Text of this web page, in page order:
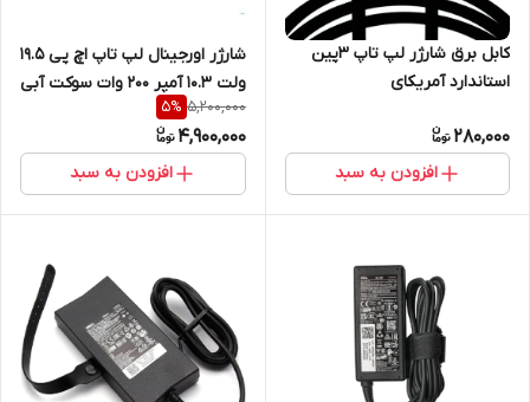
کابل برق شارژر لپ تاپ 3پین
استاندارد آمریکای
280,000
افزودن به سبد
شارژر اورجینال لپ تاپ اچ پی 19.5
ولت 10.3 آمپر 200 وات سوکت آبی
3 میلی متر در 4.5 میلی متر
5,200,000
5%
4,900,000
افزودن به سبد